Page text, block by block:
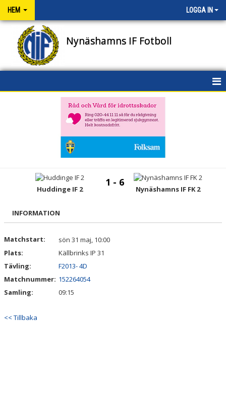
HEM LOGGA IN
Nynäshamns IF Fotboll
NIFENS FOND
KALENDER
MATCHER
CUPER
WEBBSHOP
Huddinge IF 2
1 - 6
Nynäshamns IF FK 2
INFORMATION
Matchstart:
sön 31 maj, 10:00
Plats:
Källbrinks IP 31
Tävling:
F2013- 4D
Matchnummer: 152264054
Samling:
09:15
<< Tillbaka